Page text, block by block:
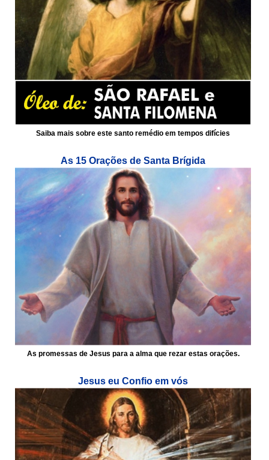
Saiba mais sobre este santo remédio em tempos difícies
As 15 Orações de Santa Brígida
As promessas de Jesus para a alma que rezar estas orações.
Jesus eu Confio em vós